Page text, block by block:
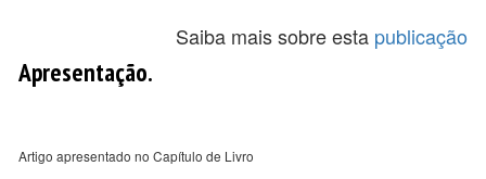
Saiba mais sobre esta publicação
Apresentação.
Artigo apresentado no Capítulo de Livro